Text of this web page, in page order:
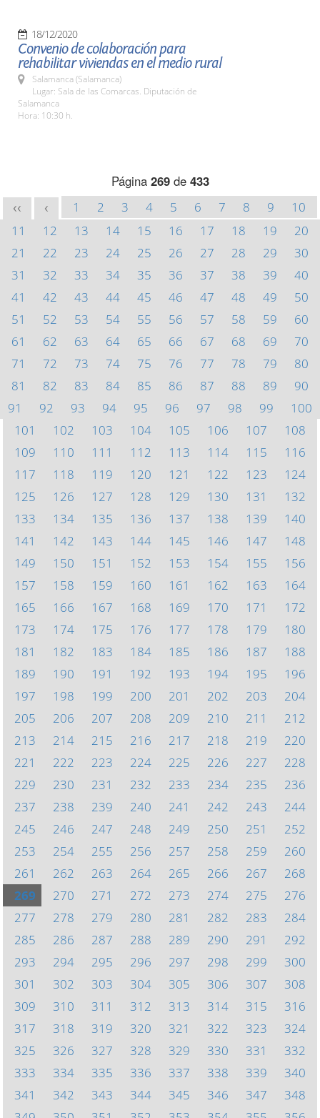
18/12/2020
Convenio de colaboración para
rehabilitar viviendas en el medio rural
Salamanca (Salamanca)
Lugar: Sala de las Comarcas. Diputación de
Salamanca
Hora: 10:30 h.
Página 269de 433
<< < 1 2 3 4 5 6 7 8 9
10
11
12 13 14 15 16 17 18 19
20
21
22 23 24 25 26 27 28 29
30
31
32 33 34 35 36 37 38 39
40
41
42 43 44 45 46 47 48 49
50
51
52 53 54 55 56 57 58 59
60
61
62 63 64 65 66 67 68 69
70
71
72 73 74 75 76 77 78 79
80
81
82 83 84 85 86 87 88 89
90
91
92 93 94 95 96 97 98 99
100
101
102 103 104 105 106 107
108
109
110 111 112 113 114 115
116
117
118 119 120 121 122 123
124
125
126 127 128 129 130 131
132
133
134 135 136 137 138 139
140
141
142 143 144 145 146 147
148
149
150 151 152 153 154 155
156
157
158 159 160 161 162 163
164
165
166 167 168 169 170 171
172
173
174 175 176 177 178 179
180
181
182 183 184 185 186 187
188
189
190 191 192 193 194 195
196
197
198 199 200 201 202 203
204
205
206 207 208 209 210 211
212
213
214 215 216 217 218 219
220
221
222 223 224 225 226 227
228
229
230 231 232 233 234 235
236
237
238 239 240 241 242 243
244
245
246 247 248 249 250 251
252
253
254 255 256 257 258 259
260
261
262 263 264 265 266 267
268
269
270 271 272 273 274 275
276
277
278 279 280 281 282 283
284
285
286 287 288 289 290 291
292
293
294 295 296 297 298 299
300
301
302 303 304 305 306 307
308
309
310 311 312 313 314 315
316
317
318 319 320 321 322 323
324
325
326 327 328 329 330 331
332
333
334 335 336 337 338 339
340
341
342 343 344 345 346 347
348